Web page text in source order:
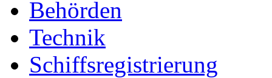
Behörden
Technik
Schiffsregistrierung